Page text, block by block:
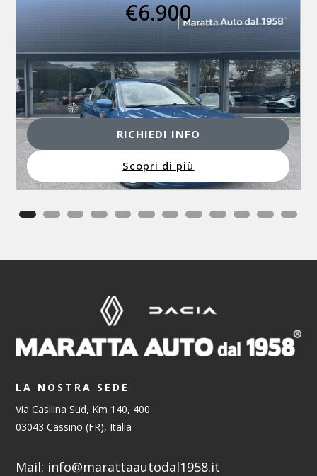
€6.900
Benzina Manuale
230.000km
RICHIEDI INFO
Scopri di più
LA NOSTRA SEDE
Via Casilina Sud, Km 140, 400
03043 Cassino (FR), Italia
Mail: info@marattaautodal1958.it